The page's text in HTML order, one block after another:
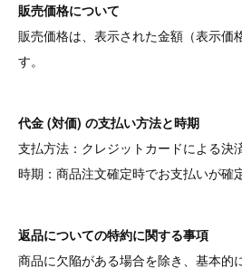
販売価格について
販売価格は、表示された金額（表示価
す。
代金 (対価) の支払い方法と時期
支払方法：クレジットカードによる決
時期：商品注文確定時でお支払いが確
返品についての特約に関する事項
商品に欠陥がある場合を除き、基本的